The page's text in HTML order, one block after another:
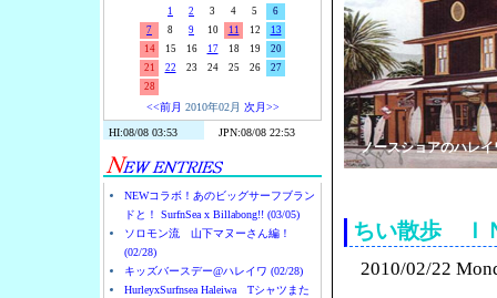
1
2 3 4 5
6
7
8 9 10 11 12
13
14
15 16 17 18 19
20
21
22 23 24 25 26
27
28
<<前月 2010年02月 次月>>
NEWコラボ！あのビッグサーフブラン
ドと！ SurfnSea x Billabong!! (03/05)
ソロモン流 山下マヌーさん編！
(02/28)
キッズバースデー@ハレイワ (02/28)
HurleyxSurfnsea Haleiwa Tシャツまた
ノースショアのハレ
ちい散歩 Ｉ
2010/02/22